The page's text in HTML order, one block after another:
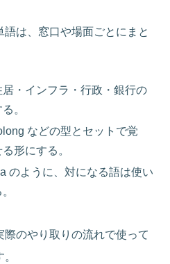
は、窓口や場面ごとにまと
・インフラ・行政・銀行の
。
などの型とセットで覚
形にする。
のように、対になる語は使い
のやり取りの流れで使って